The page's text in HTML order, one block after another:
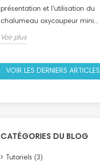
présentation et l'utilisation du
chalumeau oxycoupeur mini...
Voir plus
VOIR LES DERNIERS ARTICLES
CATÉGORIES DU BLOG
Tutoriels (3)